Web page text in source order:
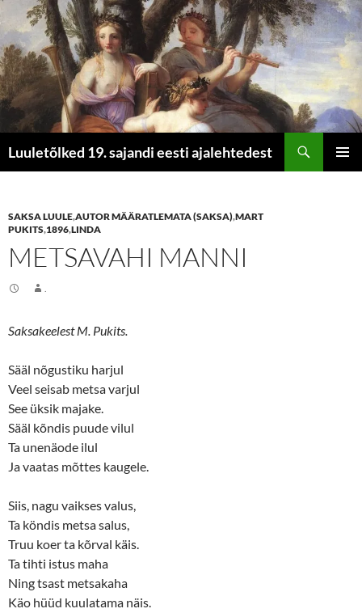
Luuletõlked 19. sajandi eesti ajalehtedest
SAKSA LUULE,AUTOR MÄÄRATLEMATA (SAKSA),MART
PUKITS,1896,LINDA
METSAVAHI MANNI
Saksakeelest M. Pukits.
Sääl nõgustiku harjul
Veel seisab metsa varjul
See üksik majake.
Sääl kõndis puude vilul
Ta unenäode ilul
Ja vaatas mõttes kaugele.
Siis, nagu vaikses valus,
Ta köndis metsa salus,
Truu koer ta kõrval käis.
Ta tihti istus maha
Ning tsast metsakaha
Käo hüüd kuulatama näis.